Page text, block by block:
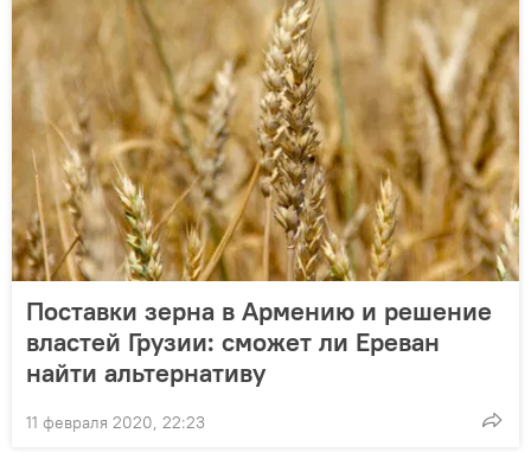
Поставки зерна в Армению и решение
властей Грузии: сможет ли Ереван
найти альтернативу
11 февраля 2020, 22:23